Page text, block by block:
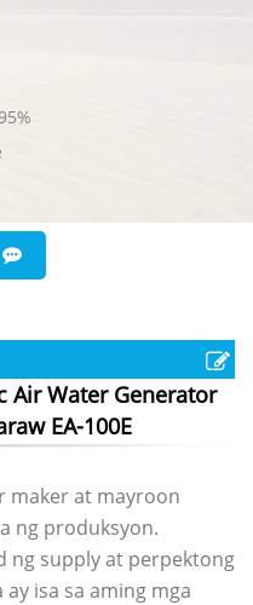
Air Water Generator
EA-100E
maker at mayroon
ng produksyon.
ng supply at perpektong
isa sa aming mga